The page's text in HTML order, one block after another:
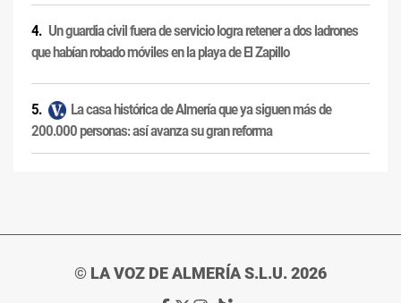
Un guardia civil fuera de servicio logra retener a dos ladrones
que habían robado móviles en la playa de El Zapillo
La casa histórica de Almería que ya siguen más de
200.000 personas: así avanza su gran reforma
© LA VOZ DE ALMERÍA S.L.U. 2026